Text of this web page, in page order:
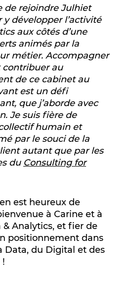
de rejoindre Julhiet
y développer l’activité
aux côtés d’une
animés par la
métier. Accompagner
contribuer au
de ce cabinet au
est un défi
que j’aborde avec
Je suis fière de
humain et
par le souci de la
autant que par les
du Consulting for
est heureux de
à Carine et à
& Analytics, et fier de
positionnement dans
Data, du Digital et des